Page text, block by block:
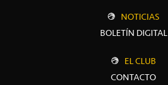
NOTICIAS
BOLETÍN DIGITAL
EL CLUB
CONTACTO